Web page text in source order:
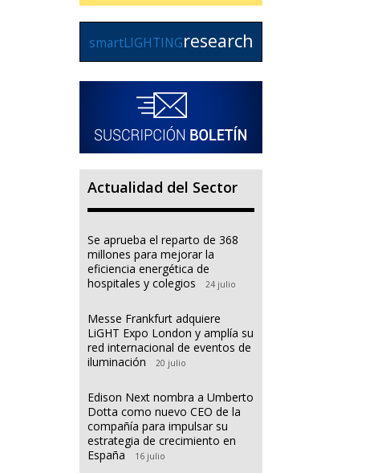
smartLIGHTINGresearch
Actualidad del Sector
Se aprueba el reparto de 368
millones para mejorar la
eficiencia energética de
hospitales y colegios
24 julio
Messe Frankfurt adquiere
LiGHT Expo London y amplía su
red internacional de eventos de
iluminación
20 julio
Edison Next nombra a Umberto
Dotta como nuevo CEO de la
compañía para impulsar su
estrategia de crecimiento en
España
16 julio